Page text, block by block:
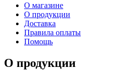
О магазине
О продукции
Доставка
Правила оплаты
Помощь
О продукции